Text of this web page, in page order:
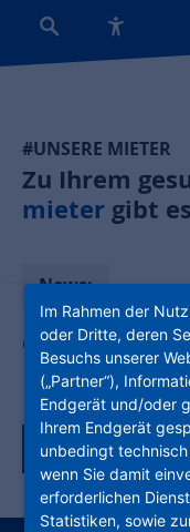
#UNSERE MIETER
Zu Ihrem
mieter gibt
News:
Gesucht,
Zurück zur
Im Rahmen der
oder Dritte, deren
Besuchs unserer
(„Partner“),
Endgerät und/oder
Ihrem Endgerät
unbedingt
wenn Sie damit
erforderlichen
Statistiken, sowie